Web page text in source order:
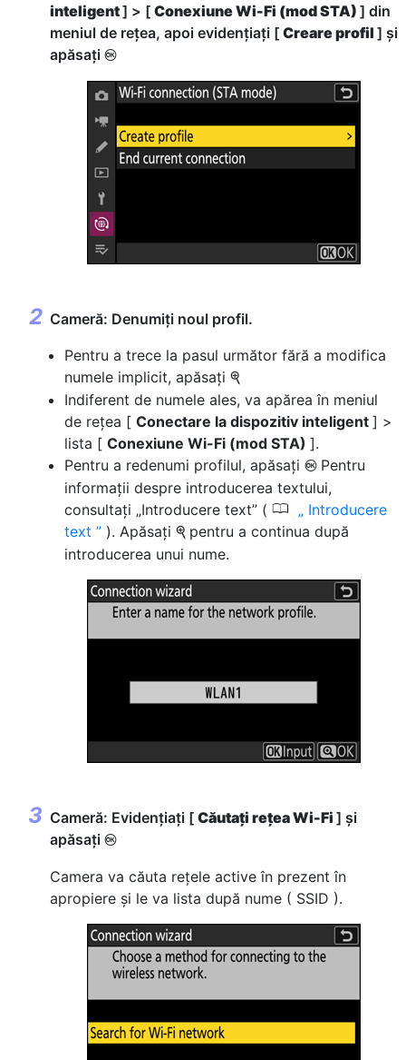
inteligent] > [ Conexiune Wi-Fi (mod STA) ] din
meniul de rețea, apoi evidențiați [ Creare profil ] și
apăsați J
Cameră: Denumiți noul profil.
Pentru a trece la pasul următor fără a modifica
numele implicit, apăsați X
Indiferent de numele ales, va apărea în meniul
de rețea [ Conectare la dispozitiv inteligent ] >
lista [ Conexiune Wi-Fi (mod STA) ].
Pentru a redenumi profilul, apăsați J Pentru
informații despre introducerea textului,
consultați „Introducere text” ( 0
Introducere
text
). Apăsați X pentru a continua după
introducerea unui nume.
Cameră: Evidențiați [ Căutați rețea Wi-Fi ] și
apăsați J
Camera va căuta rețele active în prezent în
apropiere și le va lista după nume ( SSID ).